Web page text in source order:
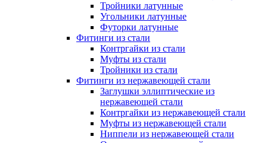
Тройники латунные
Угольники латунные
Футорки латунные
Фитинги из стали
Контргайки из стали
Муфты из стали
Тройники из стали
Фитинги из нержавеющей стали
Заглушки эллиптические из
нержавеющей стали
Контргайки из нержавеющей стали
Муфты из нержавеющей стали
Ниппели из нержавеющей стали